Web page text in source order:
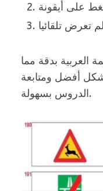
العربية بدقة مما
أفضل ومتابعة
الدروس بسهولة.